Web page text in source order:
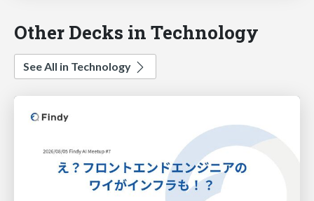
Other Decks in Technology
See All in Technology